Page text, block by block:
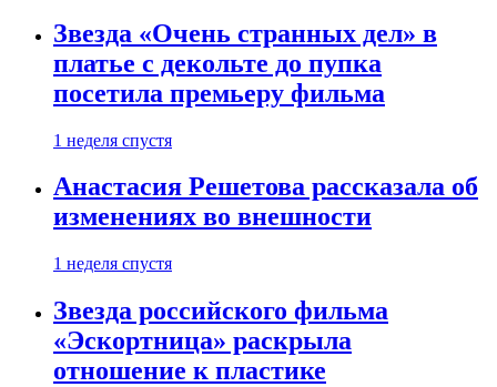
Звезда «Очень странных дел» в
платье с декольте до пупка
посетила премьеру фильма
1 неделя спустя
Анастасия Решетова рассказала об
изменениях во внешности
1 неделя спустя
Звезда российского фильма
«Эскортница» раскрыла
отношение к пластике